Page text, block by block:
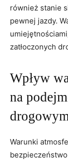
również stanie
pewnej jazdy.
zatłoczonych
Wpływ
na
‌drogowym
Warunki
bezpieczeństwo‍